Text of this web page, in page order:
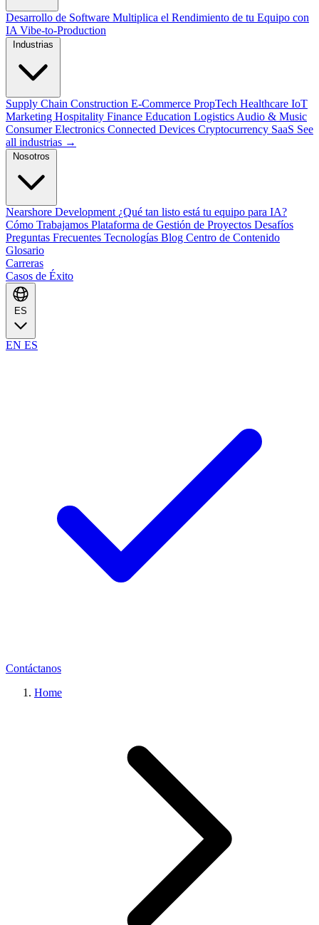
Desarrollo de Software Multiplica el Rendimiento de tu Equipo con
IA Vibe-to-Production
Supply Chain Construction E-Commerce PropTech Healthcare IoT
Marketing Hospitality Finance Education Logistics Audio & Music
Consumer Electronics Connected Devices Cryptocurrency SaaS See
all industrias →
Nearshore Development ¿Qué tan listo está tu equipo para IA?
Cómo Trabajamos Plataforma de Gestión de Proyectos Desafíos
Preguntas Frecuentes Tecnologías Blog Centro de Contenido
Glosario
Carreras
Casos de Éxito
EN ES
Contáctanos
Home